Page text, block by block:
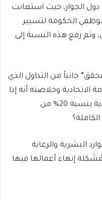
دول الجوار، حيث استعانت
بنسبة 15% من موظفي الحكومة لتسيير
وتم رفع هذه النسبة إلى
جانباً من التداول الذي
وخلاصته أنه إذا
أمكن تسيير أعمال الحكومة الاتحادية بنسبة 20% من
البشرية والرعاية
إنهاء أعمالها فيها.